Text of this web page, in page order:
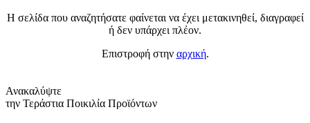
Η σελίδα που αναζητήσατε φαίνεται να έχει μετακινηθεί, διαγραφεί
ή δεν υπάρχει πλέον.
Επιστροφή στην αρχική.
Ανακαλύψτε
την Τεράστια Ποικιλία Προϊόντων